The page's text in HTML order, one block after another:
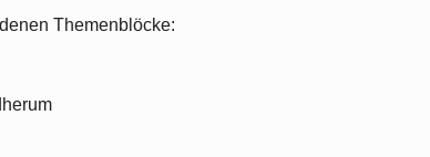
Themenblöcke: